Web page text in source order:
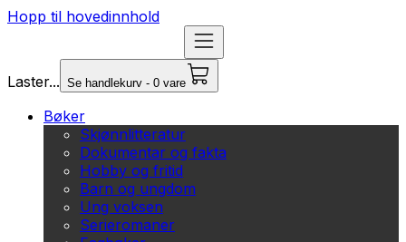
Hopp til hovedinnhold
Laster... Se handlekurv - 0 vare
Bøker
Skjønnlitteratur
Dokumentar og fakta
Hobby og fritid
Barn og ungdom
Ung voksen
Serieromaner